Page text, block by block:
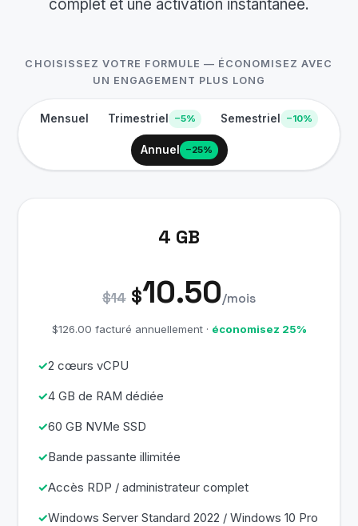
complet et une activation instantanée.
CHOISISSEZ VOTRE FORMULE — ÉCONOMISEZ AVEC
UN ENGAGEMENT PLUS LONG
Mensuel Trimestriel −5% Semestriel −10%
Annuel −25%
4 GB
$14 $10.50/mois
$126.00 facturé annuellement · économisez 25%
2 cœurs vCPU
4 GB de RAM dédiée
60 GB NVMe SSD
Bande passante illimitée
Accès RDP / administrateur complet
Windows Server Standard 2022 / Windows 10 Pro